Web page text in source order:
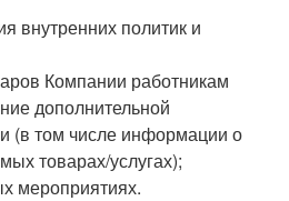
внутренних политик и
Компании работникам
дополнительной
(в том числе информации о
товарах/услугах);
мероприятиях.